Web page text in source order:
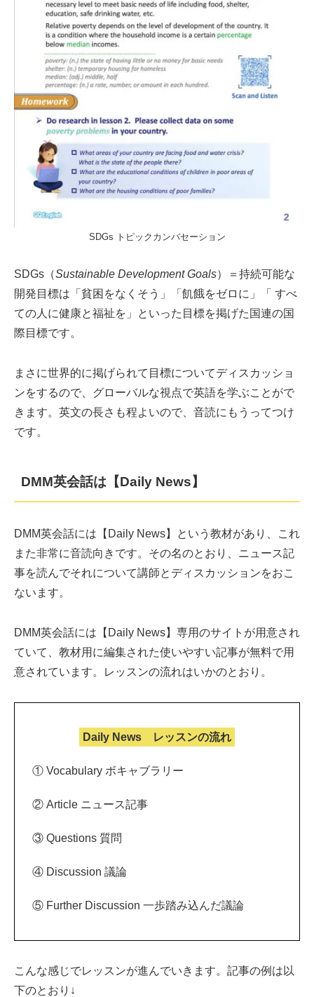
SDGs トピックカンバセーション
SDGs（Sustainable Development Goals）＝持続可能な
開発目標は「貧困をなくそう」「飢餓をゼロに」「 すべ
ての人に健康と福祉を」といった目標を掲げた国連の国
際目標です。
まさに世界的に掲げられて目標についてディスカッショ
ンをするので、グローバルな視点で英語を学ぶことがで
きます。英文の長さも程よいので、音読にもうってつけ
です。
DMM英会話は【Daily News】
DMM英会話には【Daily News】という教材があり、これ
また非常に音読向きです。その名のとおり、ニュース記
事を読んでそれについて講師とディスカッションをおこ
ないます。
DMM英会話には【Daily News】専用のサイトが用意され
ていて、教材用に編集された使いやすい記事が無料で用
意されています。レッスンの流れはいかのとおり。
Daily News レッスンの流れ
① Vocabulary ボキャブラリー
② Article ニュース記事
③ Questions 質問
④ Discussion 議論
⑤ Further Discussion 一歩踏み込んだ議論
こんな感じでレッスンが進んでいきます。記事の例は以
下のとおり↓